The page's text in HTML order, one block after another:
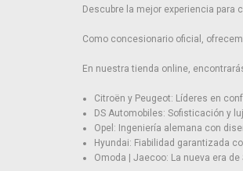
Descubre la mejor experiencia para
Como concesionario oficial,
En nuestra tienda online,
Citroën y Peugeot: Líderes en
DS Automobiles: Sofisticación y
Opel: Ingeniería alemana con
Hyundai: Fiabilidad garantizada
Omoda | Jaecoo: La nueva era